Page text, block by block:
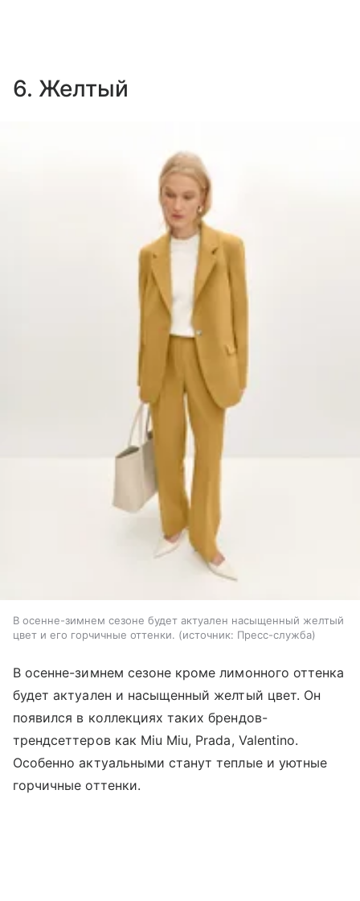
6. Желтый
В осенне-зимнем сезоне будет актуален насыщенный желтый
цвет и его горчичные оттенки.
источник: Пресс-служба
В осенне-зимнем сезоне кроме лимонного оттенка
будет актуален и насыщенный желтый цвет. Он
появился в коллекциях таких брендов-
трендсеттеров как Miu Miu, Prada, Valentino.
Особенно актуальными станут теплые и уютные
горчичные оттенки.